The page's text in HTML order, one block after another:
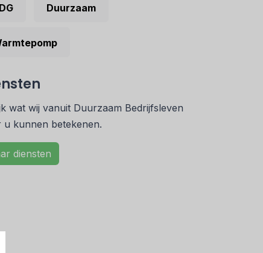
Duurzaam
wat wij vanuit Duurzaam Bedrijfsleven
u kunnen betekenen.
diensten